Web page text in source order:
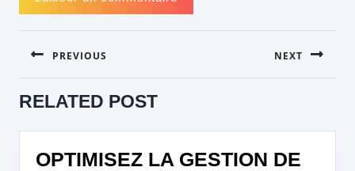
NAVIGATION
DE
L’ARTICLE
PREVIOUS
post:
NEXT
RELATED POST
OPTIMISEZ LA GESTION DE